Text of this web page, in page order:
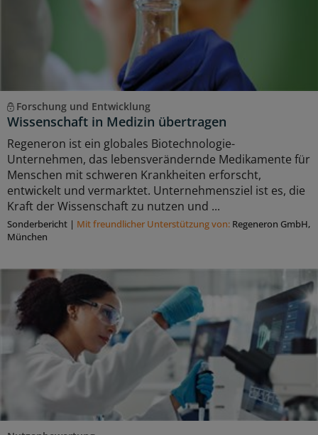
Forschung und Entwicklung
Wissenschaft in Medizin übertragen
Regeneron ist ein globales Biotechnologie-
Unternehmen, das lebensverändernde Medikamente für
Menschen mit schweren Krankheiten erforscht,
entwickelt und vermarktet. Unternehmensziel ist es, die
Kraft der Wissenschaft zu nutzen und ...
Sonderbericht | Mit freundlicher Unterstützung von: Regeneron GmbH,
München